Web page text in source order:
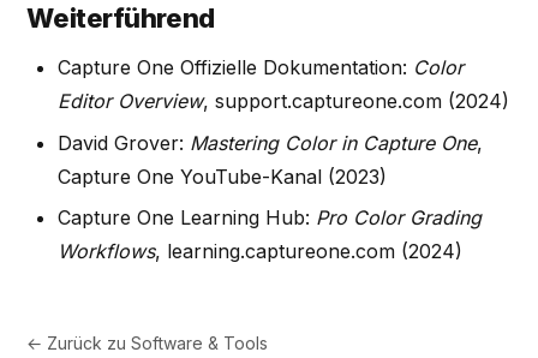
Weiterführend
Capture One Offizielle Dokumentation: Color
Editor Overview, support.captureone.com (2024)
David Grover: Mastering Color in Capture One,
Capture One YouTube-Kanal (2023)
Capture One Learning Hub: Pro Color Grading
Workflows, learning.captureone.com (2024)
← Zurück zuSoftware & Tools